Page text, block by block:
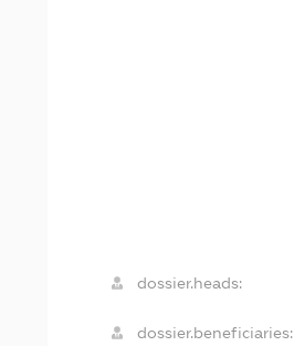
dossier.heads:
dossier.beneficiaries: